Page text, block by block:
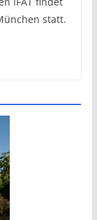
statt.